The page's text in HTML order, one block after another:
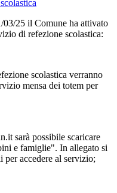
03/25 il Comune ha attivato
di refezione scolastica:
scolastica verranno
mensa dei totem per
sarà possibile scaricare
e famiglie". In allegato si
per accedere al servizio;